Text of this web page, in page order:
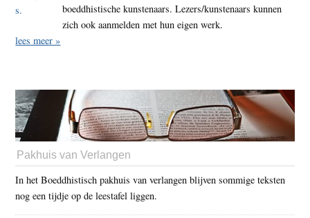
boeddhistische kunstenaars. Lezers/kunstenaars kunnen
zich ook aanmelden met hun eigen werk.
lees meer »
Pakhuis van Verlangen
In het Boeddhistisch pakhuis van verlangen blijven sommige teksten
nog een tijdje op de leestafel liggen.